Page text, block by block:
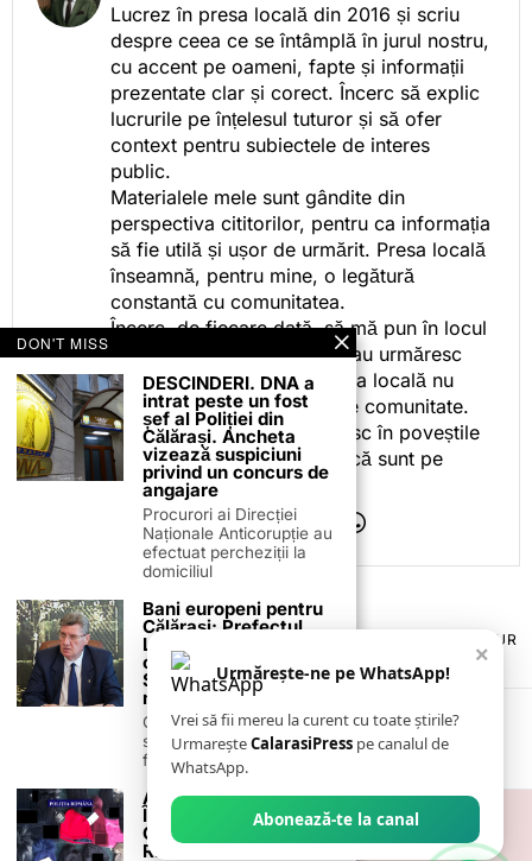
Lucrez în presa locală din 2016 și scriu
despre ceea ce se întâmplă în jurul nostru,
cu accent pe oameni, fapte și informații
prezentate clar și corect. Încerc să explic
lucrurile pe înțelesul tuturor și să ofer
context pentru subiectele de interes
public.
Materialele mele sunt gândite din
perspectiva cititorilor, pentru ca informația
să fie utilă și ușor de urmărit. Presa locală
înseamnă, pentru mine, o legătură
constantă cu comunitatea.
Încerc, de fiecare dată, să mă pun în locul
celor care citesc, privesc sau urmăresc
ceea ce fac. Pentru că presa locală nu
este despre mine, ci despre comunitate.
Iar dacă oamenii se regăsesc în poveștile
pe care le spun, înseamnă că sunt pe
drumul bun.
TERMENI ȘI CONDIȚII
POLITICA DE ANULARE & RETUR
PUBLICITATE ONLINE & TIPĂRITĂ
CONTACT
ZIARUL ANUNȚUL CĂLĂRĂȘEAN
×
Urmărește-ne pe WhatsApp!
Vrei să fii mereu la curent cu toate știrile?
UrmareșteCalarasiPress pe canalul de
WhatsApp.
Abonează-te la canal
DON'T MISS
DESCINDERI. DNA a
intrat peste un fost
șef al Poliției din
Călărași. Ancheta
vizează suspiciuni
privind un concurs de
angajare
Procurori ai Direcției
Naționale Anticorupție au
efectuat percheziții la
domiciliul
Bani europeni pentru
Călărași: Prefectul
Laurențiu State anunță
colaborarea cu ADR
Sud-Muntenia pentru
noi finanțări
Călărașul se pregătește
să intre pe harta
finanțărilor europene, cu
ARTICOLE DE
ÎMBRĂCĂMINTE DE
CONTRABANDĂ,
RIDICATE DE